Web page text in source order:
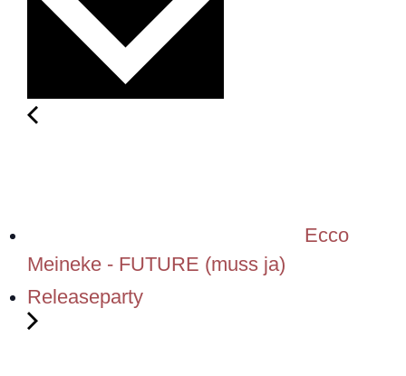
Ecco
Meineke - FUTURE (muss ja)
Releaseparty